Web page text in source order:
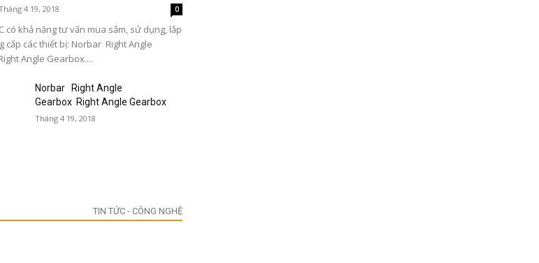
4 19, 2018 0
có khả năng tư vấn mua sắm, sử dụng, lắp
cấp các thiết bị: Norbar Right Angle
Angle Gearbox....
Norbar Right Angle
Gearbox Right Angle Gearbox
Tháng 4 19, 2018
TIN TỨC - CÔNG NGHỆ